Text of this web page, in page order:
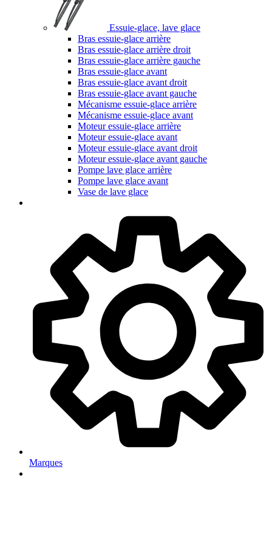
Essuie-glace, lave glace
Bras essuie-glace arrière
Bras essuie-glace arrière droit
Bras essuie-glace arrière gauche
Bras essuie-glace avant
Bras essuie-glace avant droit
Bras essuie-glace avant gauche
Mécanisme essuie-glace arrière
Mécanisme essuie-glace avant
Moteur essuie-glace arrière
Moteur essuie-glace avant
Moteur essuie-glace avant droit
Moteur essuie-glace avant gauche
Pompe lave glace arrière
Pompe lave glace avant
Vase de lave glace
Marques